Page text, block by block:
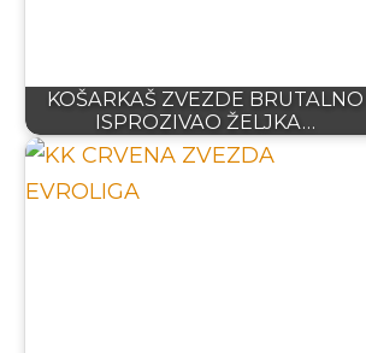
KOŠARKAŠ ZVEZDE BRUTALNO
ISPROZIVAO ŽELJKA…